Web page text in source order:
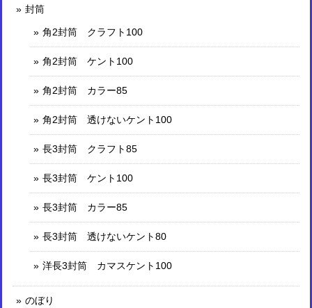
封筒
角2封筒 クラフト100
角2封筒 ケント100
角2封筒 カラー85
角2封筒 透けないケント100
長3封筒 クラフト85
長3封筒 ケント100
長3封筒 カラー85
長3封筒 透けないケント80
洋長3封筒 カマスケント100
のぼり